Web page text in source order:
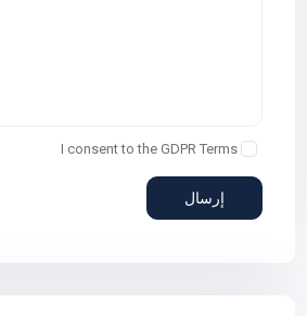
I consent to the GDPR Terms